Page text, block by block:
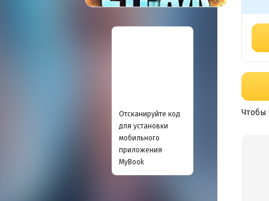
Отсканируйте код
для установки
мобильного
приложения
MyBook
Чтобы